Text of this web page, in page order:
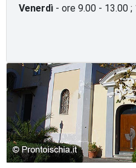
Venerdì - ore 9.00 - 13.00